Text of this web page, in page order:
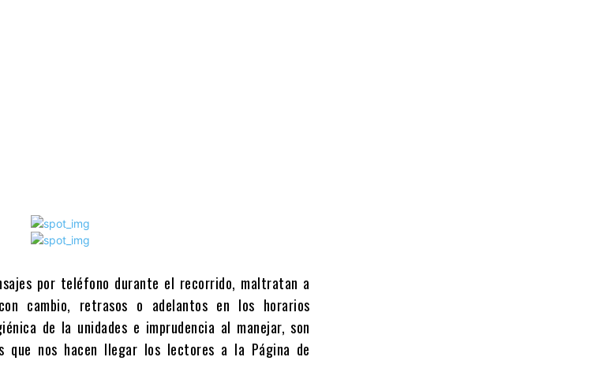
por teléfono durante el recorrido, maltratan a
cambio, retrasos o adelantos en los horarios
de la unidades e imprudencia al manejar, son
que nos hacen llegar los lectores a la Página de